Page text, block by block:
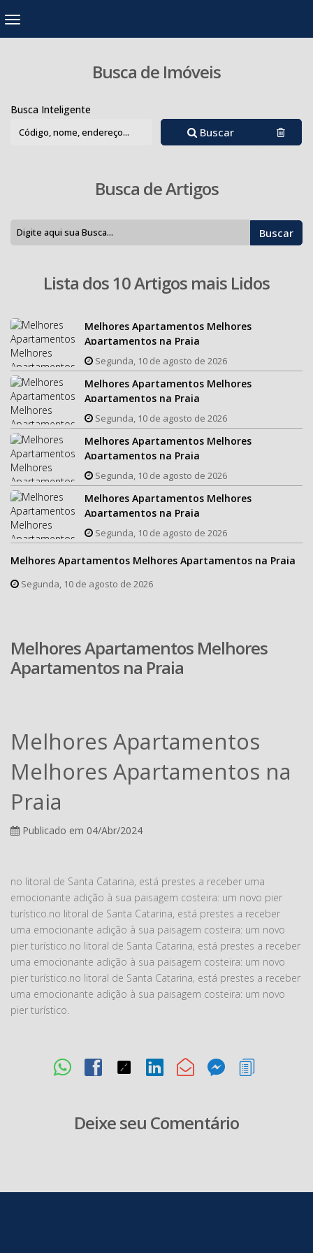
Busca de Imóveis
Busca Inteligente
Buscar
Busca de Artigos
Lista dos 10 Artigos mais Lidos
Melhores Apartamentos Melhores
Apartamentos na Praia
Segunda, 10 de agosto de 2026
Melhores Apartamentos Melhores
Apartamentos na Praia
Segunda, 10 de agosto de 2026
Melhores Apartamentos Melhores
Apartamentos na Praia
Segunda, 10 de agosto de 2026
Melhores Apartamentos Melhores
Apartamentos na Praia
Segunda, 10 de agosto de 2026
Melhores Apartamentos Melhores Apartamentos na Praia
Segunda, 10 de agosto de 2026
Melhores Apartamentos Melhores
Apartamentos na Praia
Melhores Apartamentos
Melhores Apartamentos na
Praia
Publicado em 04/Abr/2024
no litoral de Santa Catarina, está prestes a receber uma
emocionante adição à sua paisagem costeira: um novo pier
turístico.no litoral de Santa Catarina, está prestes a receber
uma emocionante adição à sua paisagem costeira: um novo
pier turístico.no litoral de Santa Catarina, está prestes a receber
uma emocionante adição à sua paisagem costeira: um novo
pier turístico.no litoral de Santa Catarina, está prestes a receber
uma emocionante adição à sua paisagem costeira: um novo
pier turístico.
Deixe seu Comentário